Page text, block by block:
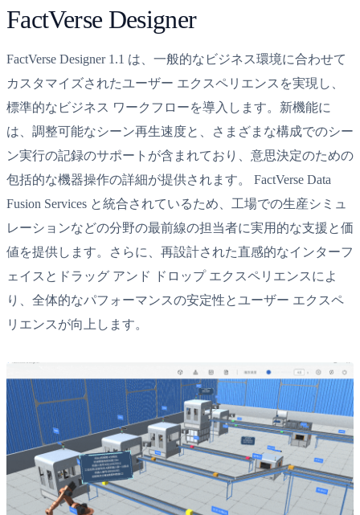
FactVerse Designer
FactVerse Designer 1.1 は、一般的なビジネス環境に合わせて
カスタマイズされたユーザー エクスペリエンスを実現し、
標準的なビジネス ワークフローを導入します。新機能に
は、調整可能なシーン再生速度と、さまざまな構成でのシー
ン実行の記録のサポートが含まれており、意思決定のための
包括的な機器操作の詳細が提供されます。 FactVerse Data
Fusion Services と統合されているため、工場での生産シミュ
レーションなどの分野の最前線の担当者に実用的な支援と価
値を提供します。さらに、再設計された直感的なインターフ
ェイスとドラッグ アンド ドロップ エクスペリエンスによ
り、全体的なパフォーマンスの安定性とユーザー エクスペ
リエンスが向上します。